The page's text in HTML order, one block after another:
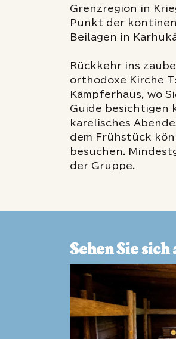
Grenzregion in
Punkt der
Beilagen in
Rückkehr ins
orthodoxe Kirche
Kämpferhaus, wo
Guide besichtigen
karelisches
dem Frühstück
besuchen.
der Gruppe.
Sehen Sie sich